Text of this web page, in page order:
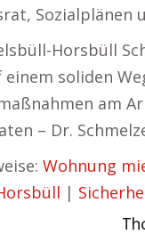
Sozialplänen
Horsbüll
soliden
am
– Dr.
Wohnung
|